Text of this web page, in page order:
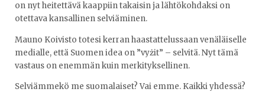
on nyt heitettävä kaappiin takaisin ja lähtökohdaksi on
otettava kansallinen selviäminen.
Mauno Koivisto totesi kerran haastattelussaan venäläiselle
medialle, että Suomen idea on ”vyżit” – selvitä. Nyt tämä
vastaus on enemmän kuin merkityksellinen.
Selviämmekö me suomalaiset? Vai emme. Kaikki yhdessä?